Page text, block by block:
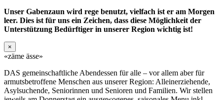
Unser Gabenzaun wird rege benutzt, vielfach ist er am Morgen
leer. Dies ist für uns ein Zeichen, dass diese Möglichkeit der
Unterstützung Bedürftiger in unserer Region wichtig ist!
×
«zäme ässe»
DAS gemeinschaftliche Abendessen für alle – vor allem aber für
armutsbetroffene Menschen aus unserer Region: Alleinerziehende,
Asylsuchende, Seniorinnen und Senioren und Familien. Wir stellen